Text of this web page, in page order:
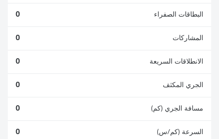
البطاقات الصفراء 0
المشاركات 0
الانطلاقات السريعة 0
الجري المكثف 0
مسافة الجري (كم) 0
السرعة (كم/س) 0